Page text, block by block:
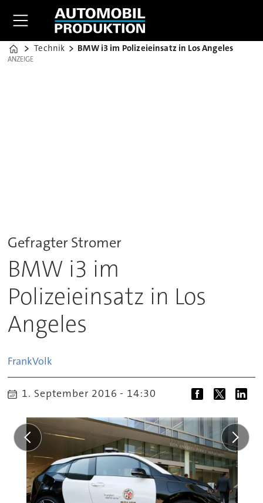
Home
Technik BMW i3 im Polizeieinsatz in Los Angeles
ANZEIGE
ANZEIGE
Gefragter Stromer
BMW i3 im
Polizeieinsatz in Los
Angeles
FrankVolk
1. September 2016 - 14:30